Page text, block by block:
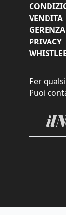
VENDITA
GERENZA
PRIVACY
Per
Puoi